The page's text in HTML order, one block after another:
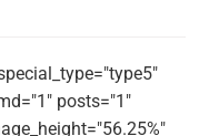
posts="1"